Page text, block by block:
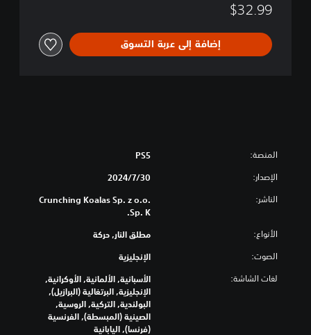
$32.99
إضافة إلى عربة التسوق
المنصة: PS5
الإصدار: 30‏/7‏/2024
الناشر:
Crunching Koalas Sp. z o.o.
Sp. K.
الأنواع: مطلق النار, حركة
الصوت: الإنجليزية
لغات الشاشة:
الأسبانية, الألمانية, الأوكرانية,
الإنجليزية, البرتغالية (البرازيل),
البولندية, التركية, الروسية,
الصينية (المبسطة), الفرنسية
(فرنسا), اليابانية